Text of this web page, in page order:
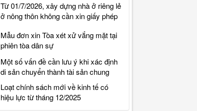
Từ 01/7/2026, xây dựng nhà ở riêng lẻ
ở nông thôn không cần xin giấy phép
Mẫu đơn xin Tòa xét xử vắng mặt tại
phiên tòa dân sự
Một số vấn đề cần lưu ý khi xác định
di sản chuyển thành tài sản chung
Loạt chính sách mới về kinh tế có
hiệu lực từ tháng 12/2025